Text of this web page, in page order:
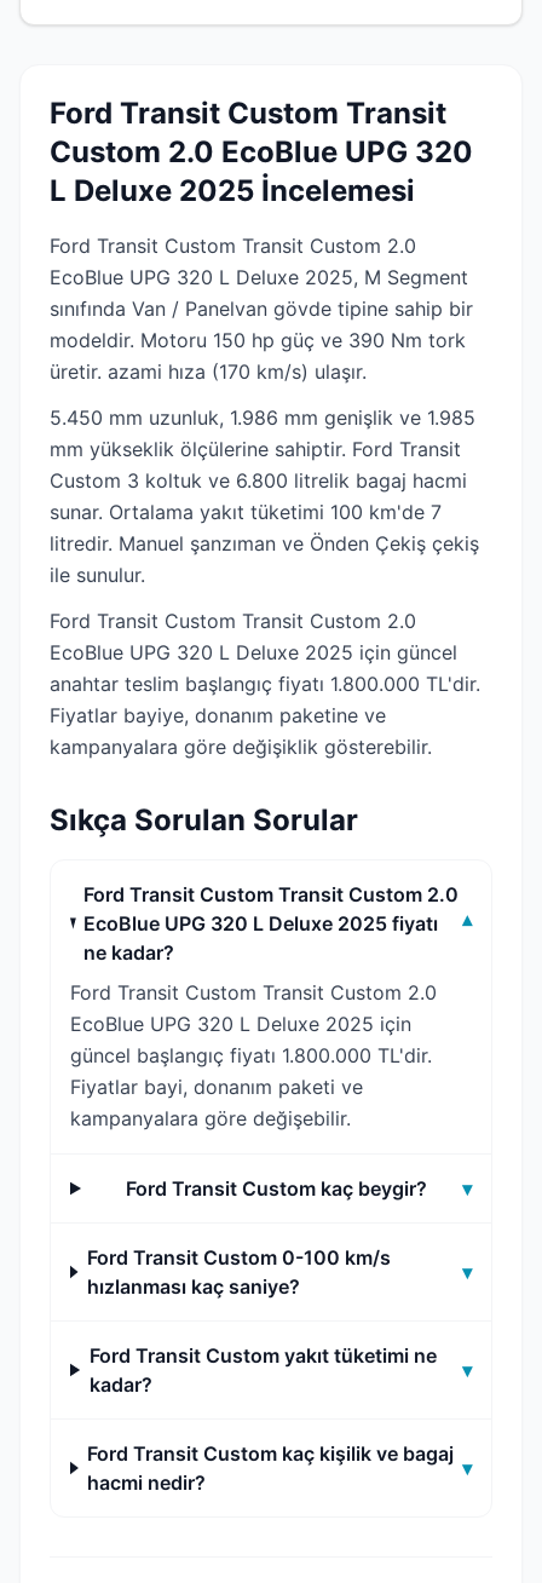
Ford Transit Custom Transit
Custom 2.0 EcoBlue UPG 320
L Deluxe 2025 İncelemesi
Ford Transit Custom Transit Custom 2.0
EcoBlue UPG 320 L Deluxe 2025, M Segment
sınıfında Van / Panelvan gövde tipine sahip bir
modeldir. Motoru 150 hp güç ve 390 Nm tork
üretir. azami hıza (170 km/s) ulaşır.
5.450 mm uzunluk, 1.986 mm genişlik ve 1.985
mm yükseklik ölçülerine sahiptir. Ford Transit
Custom 3 koltuk ve 6.800 litrelik bagaj hacmi
sunar. Ortalama yakıt tüketimi 100 km'de 7
litredir. Manuel şanzıman ve Önden Çekiş çekiş
ile sunulur.
Ford Transit Custom Transit Custom 2.0
EcoBlue UPG 320 L Deluxe 2025 için güncel
anahtar teslim başlangıç fiyatı 1.800.000 TL'dir.
Fiyatlar bayiye, donanım paketine ve
kampanyalara göre değişiklik gösterebilir.
Sıkça Sorulan Sorular
Ford Transit Custom Transit Custom 2.0
EcoBlue UPG 320 L Deluxe 2025 fiyatı
ne kadar?
▾
Ford Transit Custom Transit Custom 2.0
EcoBlue UPG 320 L Deluxe 2025 için
güncel başlangıç fiyatı 1.800.000 TL'dir.
Fiyatlar bayi, donanım paketi ve
kampanyalara göre değişebilir.
Ford Transit Custom kaç beygir? ▾
Ford Transit Custom 0-100 km/s
hızlanması kaç saniye?
▾
Ford Transit Custom yakıt tüketimi ne
kadar?
▾
Ford Transit Custom kaç kişilik ve bagaj
hacmi nedir?
▾